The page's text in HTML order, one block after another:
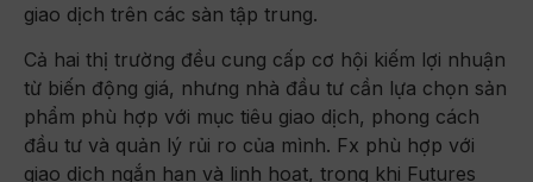
giao dịch trên các sàn tập trung.
Cả hai thị trường đều cung cấp cơ hội kiếm lợi nhuận
từ biến động giá, nhưng nhà đầu tư cần lựa chọn sản
phẩm phù hợp với mục tiêu giao dịch, phong cách
đầu tư và quản lý rủi ro của mình. Fx phù hợp với
giao dịch ngắn hạn và linh hoạt, trong khi Futures